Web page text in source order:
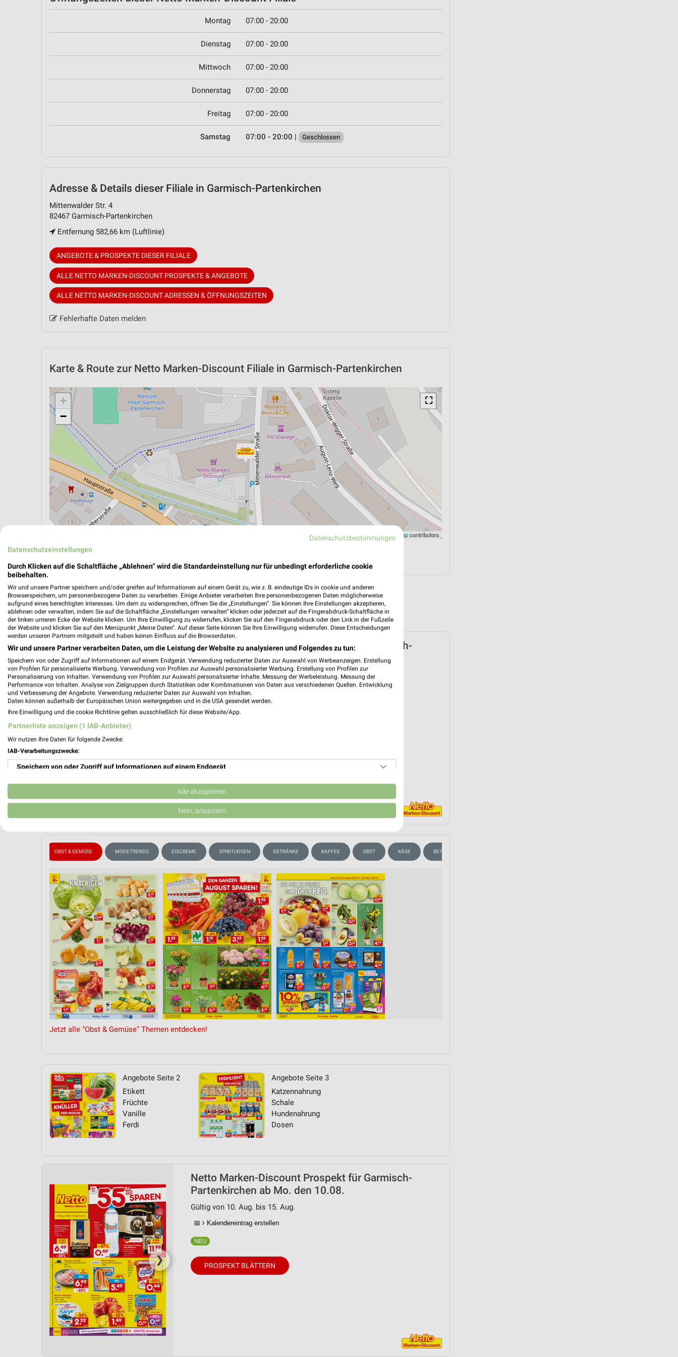
Montag 07:00 - 20:00
Dienstag 07:00 - 20:00
Mittwoch 07:00 - 20:00
Donnerstag 07:00 - 20:00
Freitag 07:00 - 20:00
Samstag 07:00 - 20:00 | Geschlossen
Adresse & Details dieser Filiale in Garmisch-Partenkirchen
Mittenwalder Str. 4
82467 Garmisch-Partenkirchen
Entfernung 582,66 km (Luftlinie)
ANGEBOTE & PROSPEKTE DIESER FILIALE
ALLE NETTO MARKEN-DISCOUNT PROSPEKTE & ANGEBOTE
ALLE NETTO MARKEN-DISCOUNT ADRESSEN & ÖFFNUNGSZEITEN
Fehlerhafte Daten melden
Karte & Route zur Netto Marken-Discount Filiale in Garmisch-Partenkirchen
⛶
+
−
Leaflet |©OpenStreetMapcontributors
ÖPNV ANZEIGEN
Aktuelle Angebote in dieser Filiale
Anzahl Prospekte: 4
Letztes Prospektupdate: Gestern
Netto Marken-Discount Prospekt für Garmisch-
Partenkirchen ab Mo. den 03.08.
Gültig von 03. Aug. bis 08. Aug.
📅 Kalendereintrag erstellen
OBST & GEMÜSE MODETRENDS EISCREME SPIRITUOSEN GETRÄNKE KAFFEE OBST KÄSE BETTWÄSCHE
Jetzt alle "Obst & Gemüse" Themen entdecken!
Angebote Seite 2
Etikett
Früchte
Vanille
Ferdi
Angebote Seite 3
Katzennahrung
Schale
Hundenahrung
Dosen
❯
Netto Marken-Discount Prospekt für Garmisch-
Partenkirchen ab Mo. den 10.08.
Gültig von 10. Aug. bis 15. Aug.
📅 Kalendereintrag erstellen
PROSPEKT BLÄTTERN
Datenschutzbestimmungen
Datenschutzeinstellungen
Durch Klicken auf die Schaltfläche „Ablehnen“ wird die Standardeinstellung nur für unbedingt erforderliche cookie
beibehalten.
Wir und unsere Partner speichern und/oder greifen auf Informationen auf einem Gerät zu, wie z. B. eindeutige IDs in cookie und anderen
Browserspeichern, um personenbezogene Daten zu verarbeiten. Einige Anbieter verarbeiten Ihre personenbezogenen Daten möglicherweise
aufgrund eines berechtigten Interesses. Um dem zu widersprechen, öffnen Sie die „Einstellungen“. Sie können Ihre Einstellungen akzeptieren,
ablehnen oder verwalten, indem Sie auf die Schaltfläche „Einstellungen verwalten“ klicken oder jederzeit auf die Fingerabdruck-Schaltfläche in
der linken unteren Ecke der Website klicken. Um Ihre Einwilligung zu widerrufen, klicken Sie auf den Fingerabdruck oder den Link in der Fußzeile
der Website und klicken Sie auf den Menüpunkt „Meine Daten“. Auf dieser Seite können Sie Ihre Einwilligung widerrufen. Diese Entscheidungen
werden unseren Partnern mitgeteilt und haben keinen Einfluss auf die Browserdaten.
Wir und unsere Partner verarbeiten Daten, um die Leistung der Website zu analysieren und Folgendes zu tun:
Speichern von oder Zugriff auf Informationen auf einem Endgerät. Verwendung reduzierter Daten zur Auswahl von Werbeanzeigen. Erstellung
von Profilen für personalisierte Werbung. Verwendung von Profilen zur Auswahl personalisierter Werbung. Erstellung von Profilen zur
Personalisierung von Inhalten. Verwendung von Profilen zur Auswahl personalisierter Inhalte. Messung der Werbeleistung. Messung der
Performance von Inhalten. Analyse von Zielgruppen durch Statistiken oder Kombinationen von Daten aus verschiedenen Quellen. Entwicklung
und Verbesserung der Angebote. Verwendung reduzierter Daten zur Auswahl von Inhalten.
Daten können außerhalb der Europäischen Union weitergegeben und in die USA gesendet werden.
Ihre Einwilligung und die cookie Richtlinie gelten ausschließlich für diese Website/App.
Partnerliste anzeigen (1 IAB-Anbieter)
Wir nutzen Ihre Daten für folgende Zwecke:
IAB-Verarbeitungszwecke:
Speichern von oder Zugriff auf Informationen auf einem Endgerät
Verwendung reduzierter Daten zur Auswahl von Werbeanzeigen
Erstellung von Profilen für personalisierte Werbung
Erstellung von Profilen zur Personalisierung von Inhalten
Messung der Werbeleistung
Messung der Performance von Inhalten
Analyse von Zielgruppen durch Statistiken oder Kombinationen von Daten aus verschiedenen
Entwicklung und Verbesserung der Angebote
Verwendung reduzierter Daten zur Auswahl von Inhalten
IAB-Besonderheiten:
Verwendung genauer Standortdaten
Geräte anhand von aktiv angeforderten Informationen identifizieren
Performance
Alle akzeptieren
Nein, anpassen